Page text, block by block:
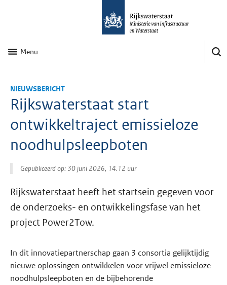
Menu
NIEUWSBERICHT
Rijkswaterstaat start
ontwikkeltraject emissieloze
noodhulpsleepboten
Gepubliceerd op: 30 juni 2026, 14.12 uur
Rijkswaterstaat heeft het startsein gegeven voor
de onderzoeks- en ontwikkelingsfase van het
project Power2Tow.
In dit innovatiepartnerschap gaan 3 consortia gelijktijdig
nieuwe oplossingen ontwikkelen voor vrijwel emissieloze
noodhulpsleepboten en de bijbehorende